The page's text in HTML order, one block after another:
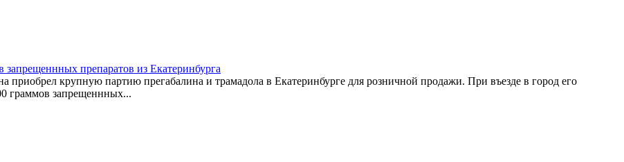
препаратов из Екатеринбурга
приобрел крупную партию прегабалина и трамадола в Екатеринбурге для розничной продажи. При въезде в город его
граммов запрещеннных...